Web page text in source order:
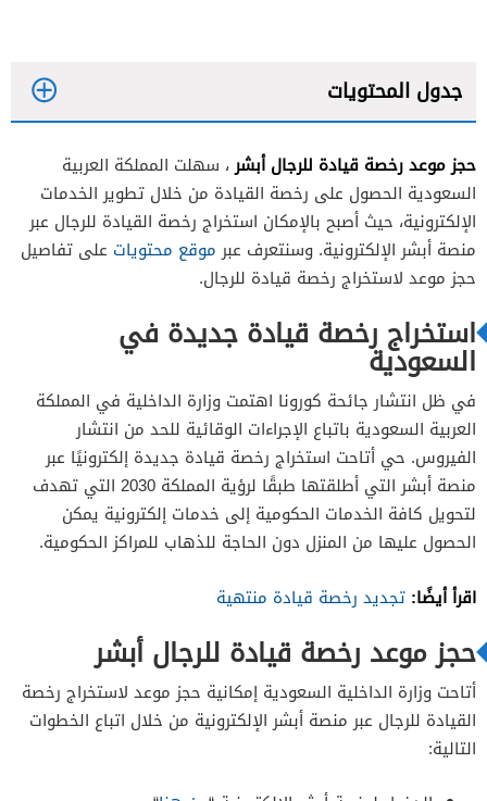
جدول المحتويات
حجز موعد رخصة قيادة للرجال أبشر، سهلت المملكة العربية
السعودية الحصول على رخصة القيادة من خلال تطوير الخدمات
الإلكترونية، حيث أصبح بالإمكان استخراج رخصة القيادة للرجال عبر
منصة أبشر الإلكترونية. وسنتعرف عبرموقع محتويات على تفاصيل
حجز موعد لاستخراج رخصة قيادة للرجال.
استخراج رخصة قيادة جديدة في
السعودية
في ظل انتشار جائحة كورونا اهتمت وزارة الداخلية في المملكة
العربية السعودية باتباع الإجراءات الوقائية للحد من انتشار
الفيروس. حي أتاحت استخراج رخصة قيادة جديدة إلكترونيًا عبر
منصة أبشر التي أطلقتها طبقًا لرؤية المملكة 2030 التي تهدف
لتحويل كافة الخدمات الحكومية إلى خدمات إلكترونية يمكن
الحصول عليها من المنزل دون الحاجة للذهاب للمراكز الحكومية.
اقرأ أيضًا: تجديد رخصة قيادة منتهية
حجز موعد رخصة قيادة للرجال أبشر
أتاحت وزارة الداخلية السعودية إمكانية حجز موعد لاستخراج رخصة
القيادة للرجال عبر منصة أبشر الإلكترونية من خلال اتباع الخطوات
التالية: